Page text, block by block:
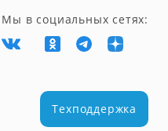
Мы в социальных сетях:
Техподдержка